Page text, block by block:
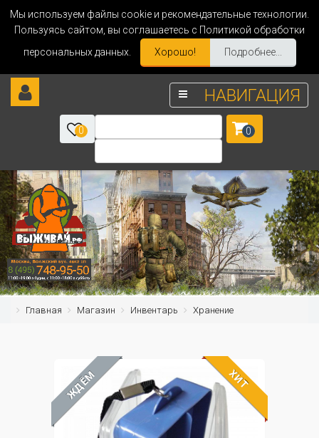
Мы используем файлы cookie и рекомендательные технологии.
Пользуясь сайтом, вы соглашаетесь с Политикой обработки
персональных данных.
Хорошо! Подробнее...
НАВИГАЦИЯ
0 0
Главная Магазин Инвентарь Хранение
ЖДЁМ ХИТ